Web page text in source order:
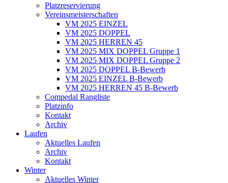
Platzreservierung
Vereinsmeisterschaften
VM 2025 EINZEL
VM 2025 DOPPEL
VM 2025 HERREN 45
VM 2025 MIX DOPPEL Gruppe 1
VM 2025 MIX DOPPEL Gruppe 2
VM 2025 DOPPEL B-Bewerb
VM 2025 EINZEL B-Bewerb
VM 2025 HERREN 45 B-Bewerb
Compedal Rangliste
Platzinfo
Kontakt
Archiv
Laufen
Aktuelles Laufen
Archiv
Kontakt
Winter
Aktuelles Winter